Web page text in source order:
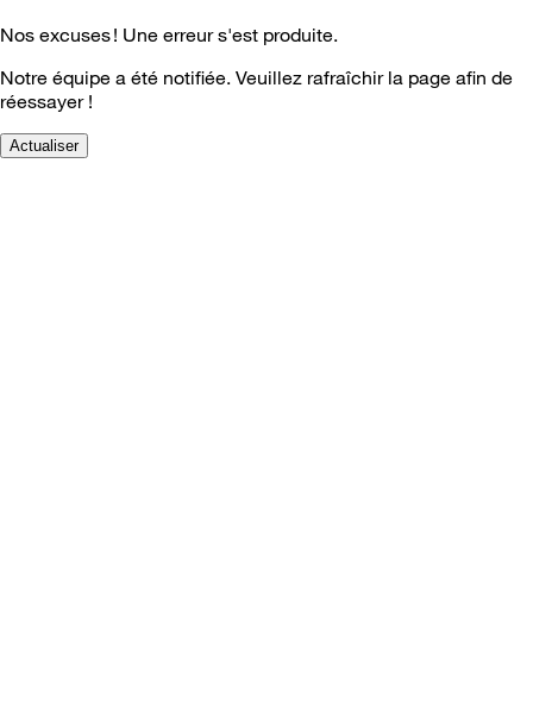
Nos excuses ! Une erreur s'est produite.
Notre équipe a été notifiée. Veuillez rafraîchir la page afin de
réessayer !
Actualiser